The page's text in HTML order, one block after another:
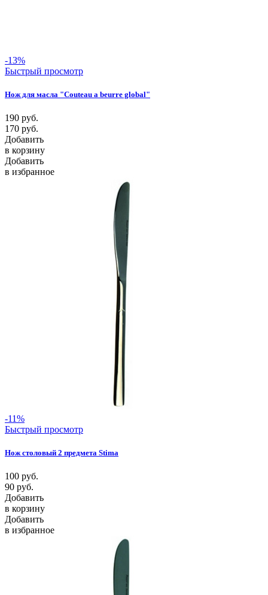
-13%
Быстрый просмотр
Нож для масла "Couteau a beurre global"
190 руб.
170 руб.
Добавить
в корзину
Добавить
в избранное
-11%
Быстрый просмотр
Нож столовый 2 предмета Stima
100 руб.
90 руб.
Добавить
в корзину
Добавить
в избранное